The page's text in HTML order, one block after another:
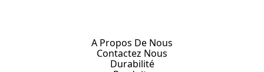
A Propos De Nous
Contactez Nous
Durabilité